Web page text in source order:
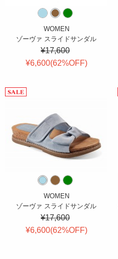
WOMEN
ゾーヴァ スライドサンダル
¥17,600
¥6,600(62%OFF)
WOMEN
ゾーヴァ スライドサンダル
¥17,600
¥6,600(62%OFF)